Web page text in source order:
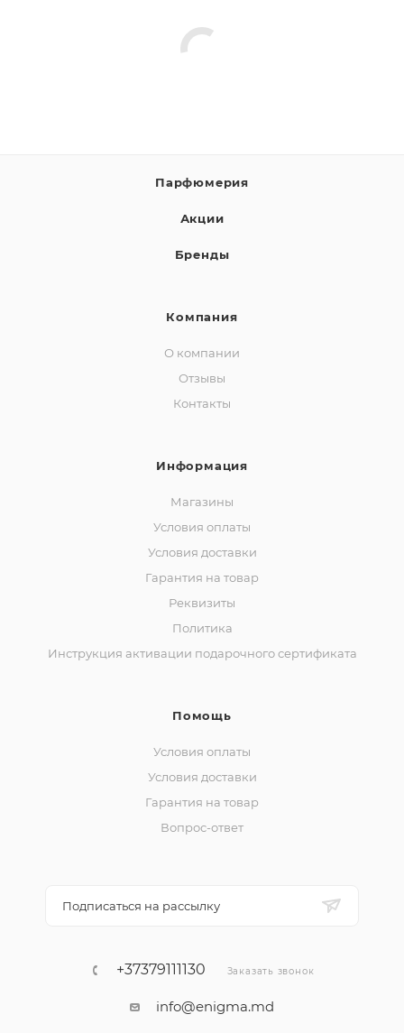
Парфюмерия
Акции
Бренды
Компания
О компании
Отзывы
Контакты
Информация
Магазины
Условия оплаты
Условия доставки
Гарантия на товар
Реквизиты
Политика
Инструкция активации подарочного сертификата
Помощь
Условия оплаты
Условия доставки
Гарантия на товар
Вопрос-ответ
Подписаться на рассылку
+37379111130 Заказать звонок
info@enigma.md